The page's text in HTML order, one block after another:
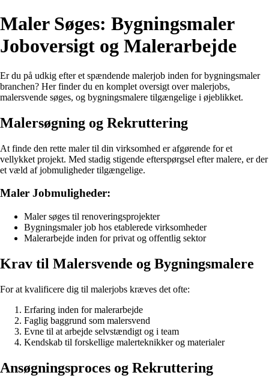
Maler Søges: Bygningsmaler
Joboversigt og Malerarbejde
Er du på udkig efter et spændende malerjob inden for bygningsmaler
branchen? Her finder du en komplet oversigt over malerjobs,
malersvende søges, og bygningsmalere tilgængelige i øjeblikket.
Malersøgning og Rekruttering
At finde den rette maler til din virksomhed er afgørende for et
vellykket projekt. Med stadig stigende efterspørgsel efter malere, er der
et væld af jobmuligheder tilgængelige.
Maler Jobmuligheder:
Maler søges til renoveringsprojekter
Bygningsmaler job hos etablerede virksomheder
Malerarbejde inden for privat og offentlig sektor
Krav til Malersvende og Bygningsmalere
For at kvalificere dig til malerjobs kræves det ofte:
Erfaring inden for malerarbejde
Faglig baggrund som malersvend
Evne til at arbejde selvstændigt og i team
Kendskab til forskellige malerteknikker og materialer
Ansøgningsproces og Rekruttering